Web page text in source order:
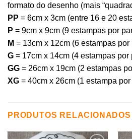
formato do desenho (mais
PP = 6cm x 3cm (entre 16 e 20
P = 9cm x 9cm (9 estampas por
M = 13cm x 12cm (6 estampas por
G = 17cm x 14cm (4 estampas por
GG = 26cm x 19cm (2 estampas
XG = 40cm x 26cm (1 estampa
PRODUTOS RELACIONADOS